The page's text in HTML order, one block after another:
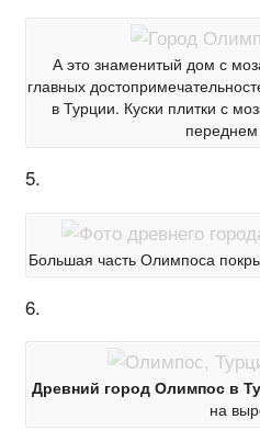
А это знаменитый дом с
главных
в Турции. Куски плитки с
5.
Большая часть Олимпоса
6.
Древний город Олимпос в
на